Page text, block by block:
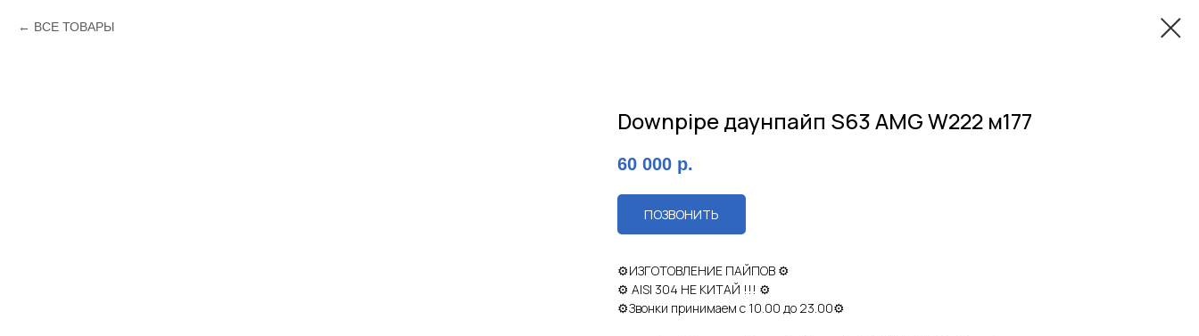
ВСЕ ТОВАРЫ
Downpipe даунпайп S63 AMG W222 м177
60 000 р.
ПОЗВОНИТЬ
⚙ИЗГОТОBЛЕНИE ПAЙПОВ ⚙
⚙ АISI 304 НE КИTАЙ !!! ⚙
⚙Звoнки принимаем c 10.00 дo 23.00⚙